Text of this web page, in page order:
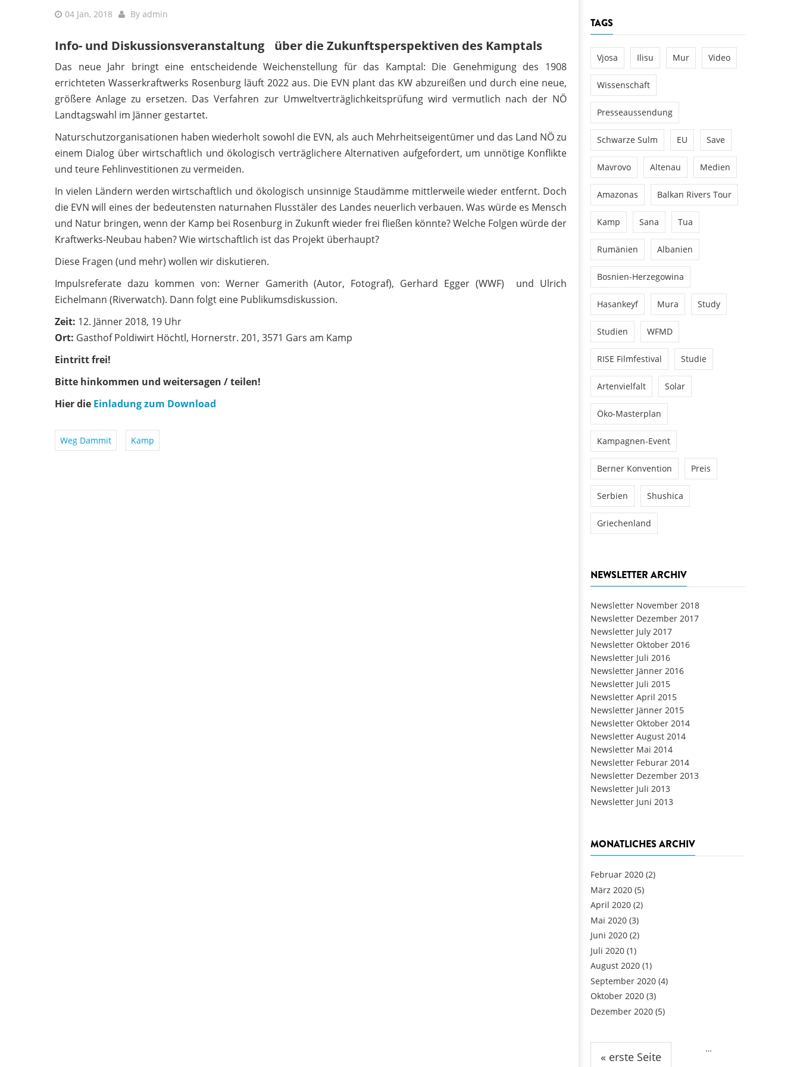
04 Jan, 2018 By admin
Info- und Diskussionsveranstaltung über die Zukunftsperspektiven des Kamptals
Das neue Jahr bringt eine entscheidende Weichenstellung für das Kamptal: Die Genehmigung des 1908
errichteten Wasserkraftwerks Rosenburg läuft 2022 aus. Die EVN plant das KW abzureißen und durch eine neue,
größere Anlage zu ersetzen. Das Verfahren zur Umweltverträglichkeitsprüfung wird vermutlich nach der NÖ
Landtagswahl im Jänner gestartet.
Naturschutzorganisationen haben wiederholt sowohl die EVN, als auch Mehrheitseigentümer und das Land NÖ zu
einem Dialog über wirtschaftlich und ökologisch verträglichere Alternativen aufgefordert, um unnötige Konflikte
und teure Fehlinvestitionen zu vermeiden.
In vielen Ländern werden wirtschaftlich und ökologisch unsinnige Staudämme mittlerweile wieder entfernt. Doch
die EVN will eines der bedeutensten naturnahen Flusstäler des Landes neuerlich verbauen. Was würde es Mensch
und Natur bringen, wenn der Kamp bei Rosenburg in Zukunft wieder frei fließen könnte? Welche Folgen würde der
Kraftwerks-Neubau haben? Wie wirtschaftlich ist das Projekt überhaupt?
Diese Fragen (und mehr) wollen wir diskutieren.
Impulsreferate dazu kommen von: Werner Gamerith (Autor, Fotograf), Gerhard Egger (WWF) und Ulrich
Eichelmann (Riverwatch). Dann folgt eine Publikumsdiskussion.
Zeit: 12. Jänner 2018, 19 Uhr
Ort: Gasthof Poldiwirt Höchtl, Hornerstr. 201, 3571 Gars am Kamp
Eintritt frei!
Bitte hinkommen und weitersagen / teilen!
Hier die Einladung zum Download
Weg Dammit Kamp
TAGS
Vjosa Ilisu Mur Video
Wissenschaft
Presseaussendung
Schwarze Sulm EU Save
Mavrovo Altenau Medien
Amazonas Balkan Rivers Tour
Kamp Sana Tua
Rumänien Albanien
Bosnien-Herzegowina
Hasankeyf Mura Study
Studien WFMD
RISE Filmfestival Studie
Artenvielfalt Solar
Öko-Masterplan
Kampagnen-Event
Berner Konvention Preis
Serbien Shushica
Griechenland
NEWSLETTER ARCHIV
Newsletter November 2018
Newsletter Dezember 2017
Newsletter July 2017
Newsletter Oktober 2016
Newsletter Juli 2016
Newsletter Jänner 2016
Newsletter Juli 2015
Newsletter April 2015
Newsletter Jänner 2015
Newsletter Oktober 2014
Newsletter August 2014
Newsletter Mai 2014
Newsletter Feburar 2014
Newsletter Dezember 2013
Newsletter Juli 2013
Newsletter Juni 2013
MONATLICHES ARCHIV
Februar 2020 (2)
März 2020 (5)
April 2020 (2)
Mai 2020 (3)
Juni 2020 (2)
Juli 2020 (1)
August 2020 (1)
September 2020 (4)
Oktober 2020 (3)
Dezember 2020 (5)
Seiten
« erste Seite
…